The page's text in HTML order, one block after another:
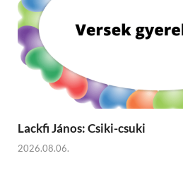
Lackfi János: Csiki-csuki
2026.08.06.